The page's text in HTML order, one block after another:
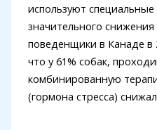
используют
значительного
поведенщики в Канаде в
что у 61% собак,
комбинированную
(гормона стресса)